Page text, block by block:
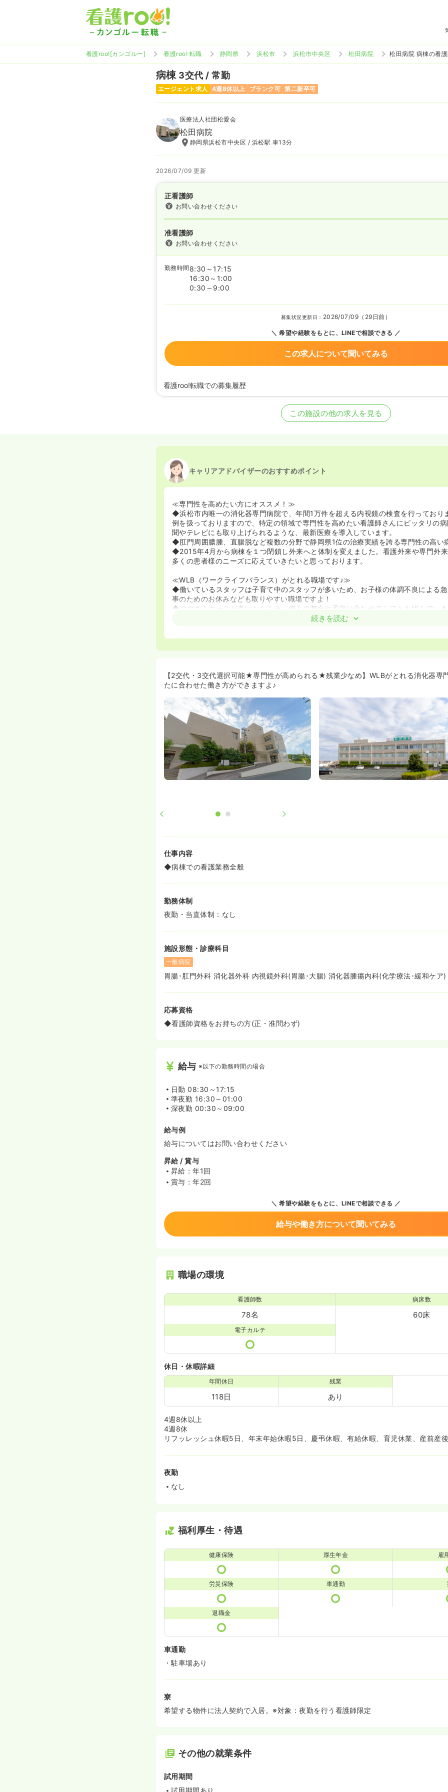
看護roo![カンゴルー] 看護roo! 転職 静岡県 浜松市 浜松市中央区 松田病院 松田病院 病棟の看
病棟 3交代 / 常勤
エージェント求人 4週8休以上 ブランク可 第二新卒可
医療法人社団松愛会
松田病院
静岡県浜松市中央区 / 浜松駅 車13分
2026/07/09 更新
正看護師
お問い合わせください
准看護師
お問い合わせください
勤務時間 8:30～17:15
16:30～1:00
0:30～9:00
募集状況更新日： 2026/07/09（29日前）
希望や経験をもとに、LINEで相談できる
この求人について聞いてみる
看護roo!転職での募集履歴
この施設の他の求人を見る
キャリアアドバイザーのおすすめポイント
≪専門性を高めたい方にオススメ！≫
◆浜松市内唯一の消化器専門病院で、年間1万件を超える内視鏡の検査を行っており
例を扱っておりますので、特定の領域で専門性を高めたい看護師さんにピッタリの
聞やテレビにも取り上げられるような、最新医療を導入しています。
◆肛門周囲膿腫、直腸脱など複数の分野で静岡県1位の治療実績を誇る専門性の高い
◆2015年4月から病棟を１つ閉鎖し外来へと体制を変えました。看護外来や専門外
多くの患者様のニーズに応えていきたいと思っております。
≪WLB（ワークライフバランス）がとれる職場です♪≫
◆働いているスタッフは子育て中のスタッフが多いため、お子様の体調不良による
事のためのお休みなども取りやすい職場ですよ！
◆ママさんナースが多いからこそ、個人の都合や予定に合わせてシフトを組んでい
観日や家庭訪問の日は午前のみの勤務、午前中に予定がある日は午後からの勤務な
関係も良好です♪
続きを読む
【2交代・3交代選択可能★専門性が高められる★残業少なめ】WLBがとれる消化器専
たに合わせた働き方ができますよ♪
仕事内容
◆病棟での看護業務全般
勤務体制
夜勤・当直体制：なし
施設形態・診療科目
一般病院
胃腸･肛門外科 消化器外科 内視鏡外科(胃腸･大腸) 消化器腫瘍内科(化学療法･緩和ケア)
応募資格
◆看護師資格をお持ちの方(正・准問わず)
給与 ※以下の勤務時間の場合
日勤 08:30～17:15
準夜勤 16:30～01:00
深夜勤 00:30～09:00
給与例
給与についてはお問い合わせください
昇給 / 賞与
昇給：年1回
賞与：年2回
希望や経験をもとに、LINEで相談できる
給与や働き方について聞いてみる
職場の環境
看護師数
78名
病床数
60床
電子カルテ
休日・休暇詳細
年間休日
118日
残業
あり
4週8休以上
4週8休
リフッレッシュ休暇5日、年末年始休暇5日、慶弔休暇、有給休暇、育児休業、産前産
夜勤
なし
福利厚生・待遇
健康保険 厚生年金 雇
労災保険 車通勤
退職金
車通勤
・駐車場あり
寮
希望する物件に法人契約で入居。※対象：夜勤を行う看護師限定
その他の就業条件
試用期間